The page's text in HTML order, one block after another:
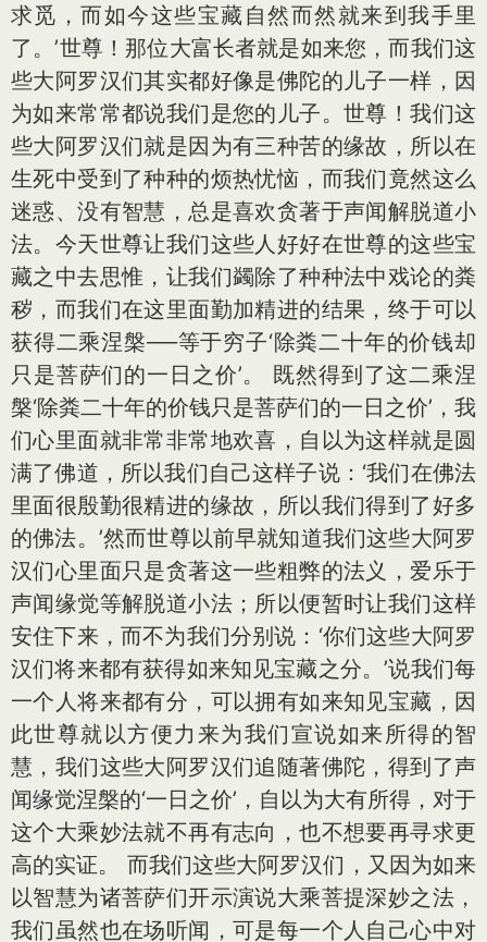
求觅，而如今这些宝藏自然而然就来到我手里
了。’世尊！那位大富长者就是如来您，而我们这
些大阿罗汉们其实都好像是佛陀的儿子一样，因
为如来常常都说我们是您的儿子。世尊！我们这
些大阿罗汉们就是因为有三种苦的缘故，所以在
生死中受到了种种的烦热忧恼，而我们竟然这么
迷惑、没有智慧，总是喜欢贪著于声闻解脱道小
法。今天世尊让我们这些人好好在世尊的这些宝
藏之中去思惟，让我们蠲除了种种法中戏论的粪
秽，而我们在这里面勤加精进的结果，终于可以
获得二乘涅槃──等于穷子‘除粪二十年的价钱却
只是菩萨们的一日之价’。 既然得到了这二乘涅
槃‘除粪二十年的价钱只是菩萨们的一日之价’，我
们心里面就非常非常地欢喜，自以为这样就是圆
满了佛道，所以我们自己这样子说：‘我们在佛法
里面很殷勤很精进的缘故，所以我们得到了好多
的佛法。’然而世尊以前早就知道我们这些大阿罗
汉们心里面只是贪著这一些粗弊的法义，爱乐于
声闻缘觉等解脱道小法；所以便暂时让我们这样
安住下来，而不为我们分别说：‘你们这些大阿罗
汉们将来都有获得如来知见宝藏之分。’说我们每
一个人将来都有分，可以拥有如来知见宝藏，因
此世尊就以方便力来为我们宣说如来所得的智
慧，我们这些大阿罗汉们追随著佛陀，得到了声
闻缘觉涅槃的‘一日之价’，自以为大有所得，对于
这个大乘妙法就不再有志向，也不想要再寻求更
高的实证。 而我们这些大阿罗汉们，又因为如来
以智慧为诸菩萨们开示演说大乘菩提深妙之法，
我们虽然也在场听闻，可是每一个人自己心中对